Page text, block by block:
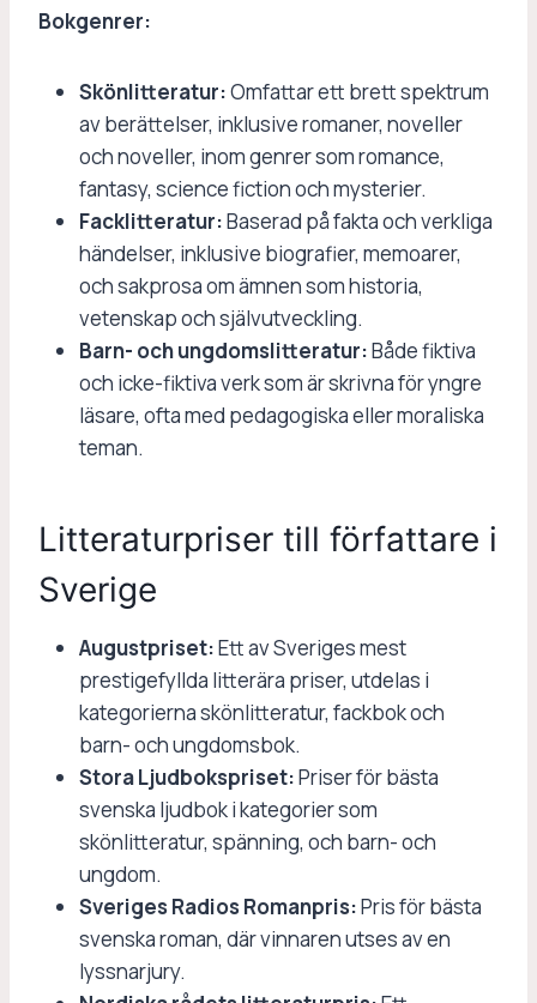
Bokgenrer:
Skönlitteratur:Omfattar ett brett spektrum
av berättelser, inklusive romaner, noveller
och noveller, inom genrer som romance,
fantasy, science fiction och mysterier.
Facklitteratur:Baserad på fakta och verkliga
händelser, inklusive biografier, memoarer,
och sakprosa om ämnen som historia,
vetenskap och självutveckling.
Barn- och ungdomslitteratur:Både fiktiva
och icke-fiktiva verk som är skrivna för yngre
läsare, ofta med pedagogiska eller moraliska
teman.
Litteraturpriser till författare i
Sverige
Augustpriset:Ett av Sveriges mest
prestigefyllda litterära priser, utdelas i
kategorierna skönlitteratur, fackbok och
barn- och ungdomsbok.
Stora Ljudbokspriset:Priser för bästa
svenska ljudbok i kategorier som
skönlitteratur, spänning, och barn- och
ungdom.
Sveriges Radios Romanpris:Pris för bästa
svenska roman, där vinnaren utses av en
lyssnarjury.